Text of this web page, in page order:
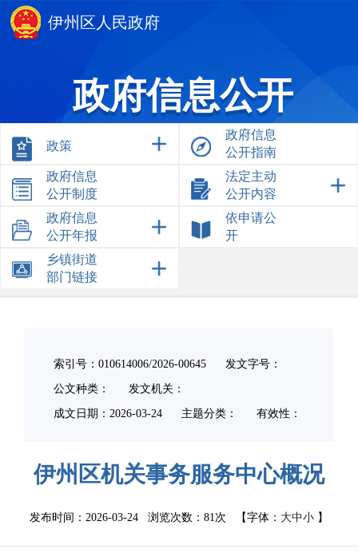
伊州区人民政府
政府信息公开
政策
政府信息
公开指南
政府信息
公开制度
法定主动
公开内容
政府信息
公开年报
依申请公
开
乡镇街道
部门链接
索引号：010614006/2026-00645 发文字号：
公文种类： 发文机关：
成文日期： 2026-03-24 主题分类： 有效性：
伊州区机关事务服务中心概况
发布时间：2026-03-24 浏览次数： 81次 【字体： 大中小 】